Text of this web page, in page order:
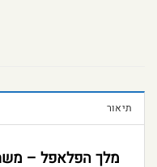
תיאור
מלך הפלאפל –